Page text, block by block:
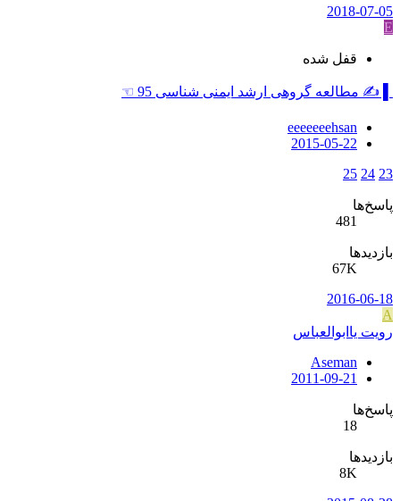
2018-07-05
E
قفل شده
▌ ✍ مطالعه گروهی ارشد ایمنی شناسی 95 ☜
eeeeeeehsan
2015-05-22
23
24
25
پاسخ‌ها
481
بازدیدها
67K
2016-06-18
A
رویت یاابوالعباس
Aseman
2011-09-21
پاسخ‌ها
18
بازدیدها
8K